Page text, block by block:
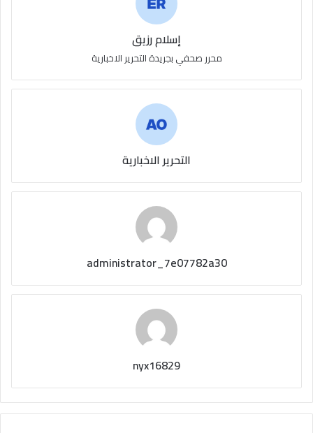
إسلام رزيق
محرر صحفي بجريدة التحرير الاخبارية
التحرير الاخبارية
administrator_7e07782a30
nyx16829